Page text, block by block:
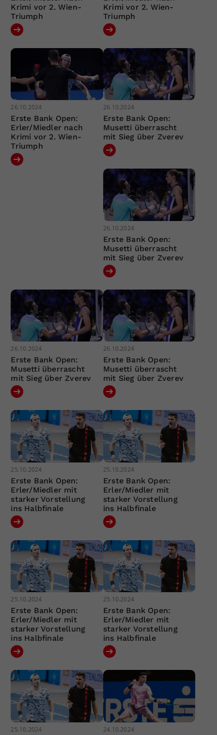
Krimi vor 2. Wien-
Triumph
Krimi vor 2. Wien-
Triumph
26.10.2024
Erste Bank Open:
Erler/Miedler nach
Krimi vor 2. Wien-
Triumph
26.10.2024
Erste Bank Open:
Musetti überrascht
mit Sieg über Zverev
26.10.2024
Erste Bank Open:
Musetti überrascht
mit Sieg über Zverev
26.10.2024
Erste Bank Open:
Musetti überrascht
mit Sieg über Zverev
26.10.2024
Erste Bank Open:
Musetti überrascht
mit Sieg über Zverev
25.10.2024
Erste Bank Open:
Erler/Miedler mit
starker Vorstellung
ins Halbfinale
25.10.2024
Erste Bank Open:
Erler/Miedler mit
starker Vorstellung
ins Halbfinale
25.10.2024
Erste Bank Open:
Erler/Miedler mit
starker Vorstellung
ins Halbfinale
25.10.2024
Erste Bank Open:
Erler/Miedler mit
starker Vorstellung
ins Halbfinale
25.10.2024 24.10.2024